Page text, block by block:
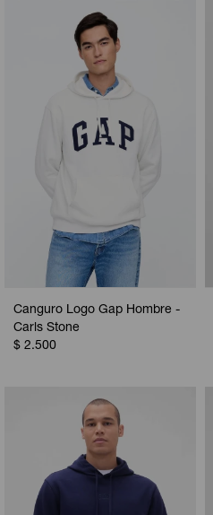
Canguro Logo Gap Hombre -
Carls Stone
$ 2.500